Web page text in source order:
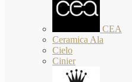
CEA
Ceramica Ala
Cielo
Cinier